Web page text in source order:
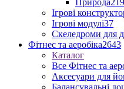
Природа219
Ігрові
Ігрові модулі37
Скеледроми для
Фітнес та аеробіка2643
Каталог
Все Фітнес та
Аксесуари для
Балансувальні